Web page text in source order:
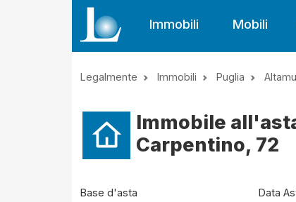
Immobili Mobili
Legalmente Immobili Puglia
Immobile
Carpentino, 72
Base d'asta
Data